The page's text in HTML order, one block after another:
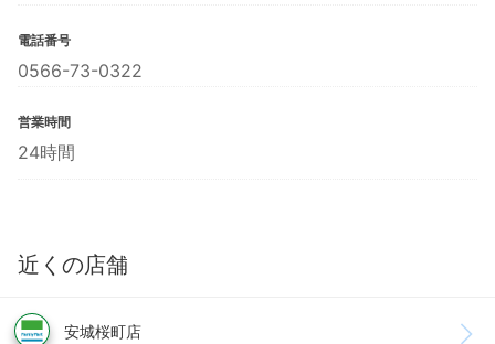
電話番号
0566-73-0322
営業時間
24時間
近くの店舗
安城桜町店